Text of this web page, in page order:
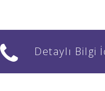
Detaylı Bilgi